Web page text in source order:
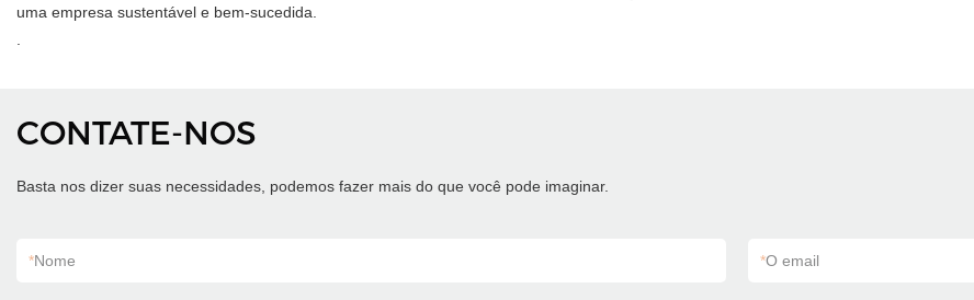
uma empresa sustentável e bem-sucedida.
CONTATE-NOS
Basta nos dizer suas necessidades, podemos fazer mais do que você pode imaginar.
*Nome *O email